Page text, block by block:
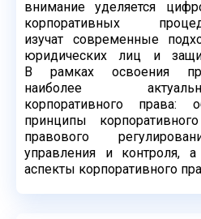
вниманиеуделяется
корпоративных
изучат современные
юридических лиц и
В рамках освоения
наиболее
корпоративного права:
принципы
правового
управления и контроля,
аспекты корпоративного